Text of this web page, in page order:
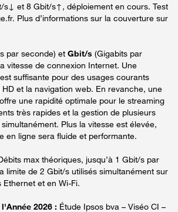
s↓ et 8 Gbit/s↑, déploiement en cours. Test
Plus d’informations sur la couverture sur
par seconde) et Gbit/s (Gigabits par
vitesse de connexion Internet. Une
suffisante pour des usages courants
et la navigation web. En revanche, une
une rapidité optimale pour le streaming
très rapides et la gestion de plusieurs
Plus la vitesse est élevée,
en ligne sera fluide et performante.
max théoriques, jusqu’à 1 Gbit/s par
limite de 2 Gbit/s utilisés simultanément sur
Ethernet et en Wi-Fi.
2026 : Étude Ipsos bva – Viséo CI –